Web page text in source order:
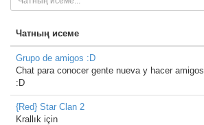
Чатның исеме
Grupo de amigos :D
Chat para conocer gente nueva y hacer amigos
:D
{Red} Star Clan 2
Krallık için